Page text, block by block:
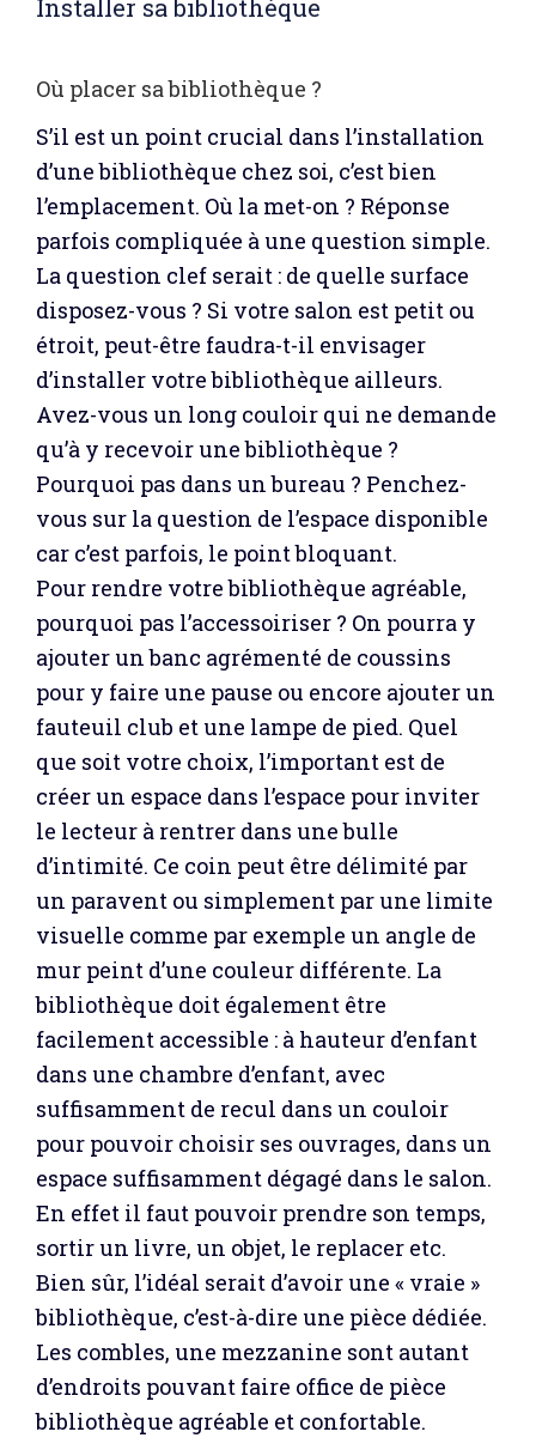
Installer sa bibliothèque
Où placer sa bibliothèque ?
S’il est un point crucial dans l’installation
d’une bibliothèque chez soi, c’est bien
l’emplacement. Où la met-on ? Réponse
parfois compliquée à une question simple.
La question clef serait : de quelle surface
disposez-vous ? Si votre salon est petit ou
étroit, peut-être faudra-t-il envisager
d’installer votre bibliothèque ailleurs.
Avez-vous un long couloir qui ne demande
qu’à y recevoir une bibliothèque ?
Pourquoi pas dans un bureau ? Penchez-
vous sur la question de l’espace disponible
car c’est parfois, le point bloquant.
Pour rendre votre bibliothèque agréable,
pourquoi pas l’accessoiriser ? On pourra y
ajouter un banc agrémenté de coussins
pour y faire une pause ou encore ajouter un
fauteuil club et une lampe de pied. Quel
que soit votre choix, l’important est de
créer un espace dans l’espace pour inviter
le lecteur à rentrer dans une bulle
d’intimité. Ce coin peut être délimité par
un paravent ou simplement par une limite
visuelle comme par exemple un angle de
mur peint d’une couleur différente. La
bibliothèque doit également être
facilement accessible : à hauteur d’enfant
dans une chambre d’enfant, avec
suffisamment de recul dans un couloir
pour pouvoir choisir ses ouvrages, dans un
espace suffisamment dégagé dans le salon.
En effet il faut pouvoir prendre son temps,
sortir un livre, un objet, le replacer etc.
Bien sûr, l’idéal serait d’avoir une « vraie »
bibliothèque, c’est-à-dire une pièce dédiée.
Les combles, une mezzanine sont autant
d’endroits pouvant faire office de pièce
bibliothèque agréable et confortable.